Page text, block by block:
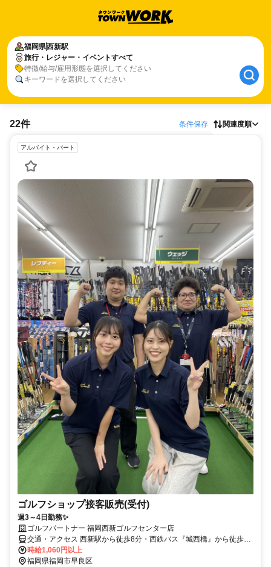
福岡県西新駅
旅行・レジャー・イベントすべて
特徴/給与/雇用形態を選択してください
キーワードを選択してください
22件 条件保存 関連度順
アルバイト・パート
ゴルフショップ接客販売(受付)
週3～4日勤務✨
ゴルフパートナー 福岡西新ゴルフセンター店
交通・アクセス 西新駅から徒歩8分・西鉄バス『城西橋』から徒歩1
分
時給1,060円以上
福岡県福岡市早良区